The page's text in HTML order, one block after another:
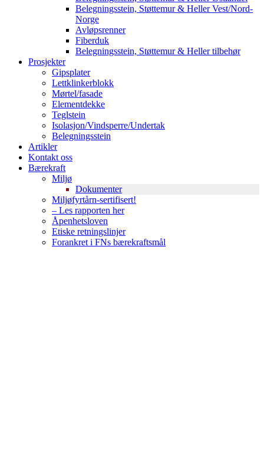
Belegningsstein, Støttemur & Heller Vest/Nord-
Norge
Avløpsrenner
Fiberduk
Belegningsstein, Støttemur & Heller tilbehør
Prosjekter
Gipsplater
Lettklinkerblokk
Mørtel/fasade
Elementdekke
Teglstein
Isolasjon/Vindsperre/Undertak
Belegningsstein
Artikler
Kontakt oss
Bærekraft
Miljø
Dokumenter
Miljøfyrtårn-sertifisert!
– Les rapporten her
Åpenhetsloven
Etiske retningslinjer
Forankret i FNs bærekraftsmål